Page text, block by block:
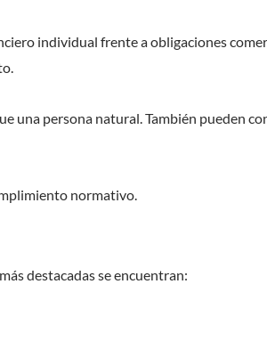
individual frente a obligaciones
una persona natural. También pueden
normativo.
destacadas se encuentran: